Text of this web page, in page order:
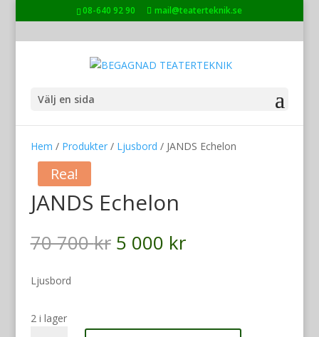
08-640 92 90 mail@teaterteknik.se
Välj en sida
Hem / Produkter/ Ljusbord / JANDS Echelon
Rea!
JANDS Echelon
70 700kr Det
ursprungliga
700 kr.
5 000 krDet
000 kr.
Ljusbord
2 i lager